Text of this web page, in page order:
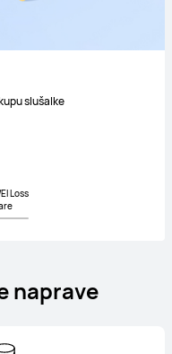
slušalke
Loss
naprave